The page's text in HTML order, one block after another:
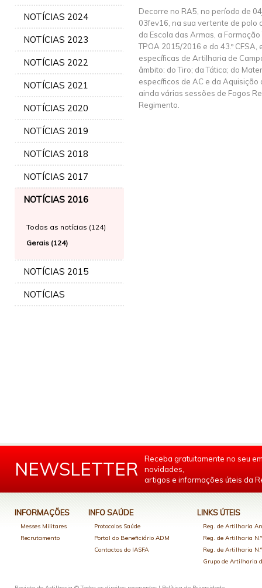
NOTÍCIAS 2024
NOTÍCIAS 2023
NOTÍCIAS 2022
NOTÍCIAS 2021
NOTÍCIAS 2020
NOTÍCIAS 2019
NOTÍCIAS 2018
NOTÍCIAS 2017
NOTÍCIAS 2016
Todas as notícias (124)
Gerais (124)
NOTÍCIAS 2015
NOTÍCIAS
Decorre no RA5, no período de
03fev16, na sua vertente de polo
da Escola das Armas, a
TPOA 2015/2016 e do 43.º CFSA,
específicas de Artilharia de
âmbito: do Tiro; da Tática; do
específicos de AC e da
ainda várias sessões de Fogos
Regimento.
NEWSLETTER
Receba gratuitamente no seu
novidades,
artigos e informações úteis da
INFORMAÇÕES
Messes Militares
Recrutamento
INFO SAÚDE
Protocolos Saúde
Portal do Beneficiário ADM
Contactos do IASFA
LINKS ÚTEIS
Reg. de Artilharia
Reg. de Artilharia
Reg. de Artilharia
Grupo de Artilharia